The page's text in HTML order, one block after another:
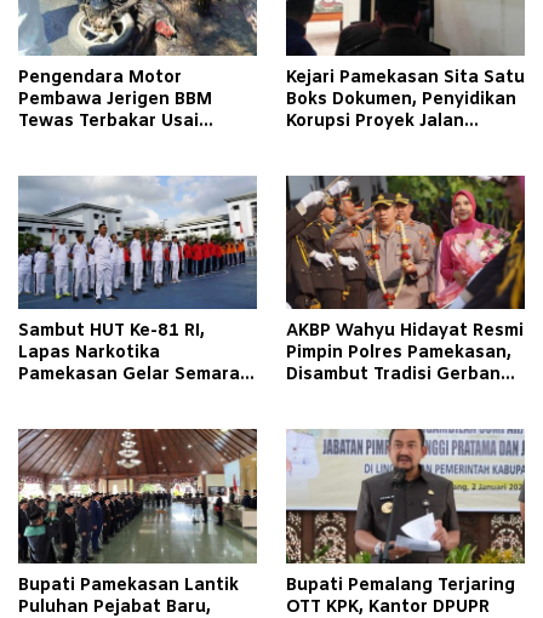
Pengendara Motor
Pembawa Jerigen BBM
Tewas Terbakar Usai
Pamekasan
Kejari Pamekasan Sita Satu
Boks Dokumen, Penyidikan
Korupsi Proyek Jalan
Sambut HUT Ke-81 RI,
Lapas Narkotika
Pamekasan Gelar Semarak
AKBP Wahyu Hidayat Resmi
Pimpin Polres Pamekasan,
Disambut Tradisi Gerbang
Bupati Pamekasan Lantik
Puluhan Pejabat Baru,
Bupati Pemalang Terjaring
OTT KPK, Kantor DPUPR